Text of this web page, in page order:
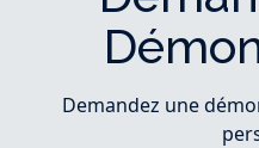
Demandez une